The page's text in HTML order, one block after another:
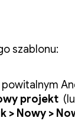
szablonu:
powitalnym
projekt
> Nowy >